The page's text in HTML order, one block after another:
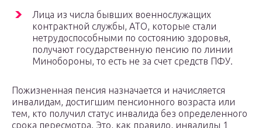
Лица из числа бывших военнослужащих
контрактной службы, АТО, которые стали
нетрудоспособными по состоянию здоровья,
получают государственную пенсию по линии
Минобороны, то есть не за счет средств ПФУ.
Пожизненная пенсия назначается и начисляется
инвалидам, достигшим пенсионного возраста или
тем, кто получил статус инвалида без определенного
срока пересмотра. Это, как правило, инвалиды 1